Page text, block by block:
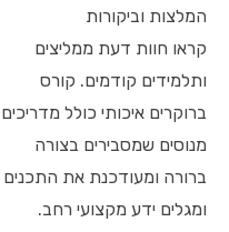
המלצות וביקורות
קראו חוות דעת ממליצים
ותלמידים קודמים. קורס
ברוקרים איכותי כולל מדריכים
מנוסים שמסבירים בצורה
ברורה ומעודכנת את התכנים
ומגלים ידע מקצועי רחב.